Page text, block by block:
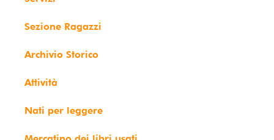
Sezione Ragazzi
Archivio Storico
Attività
Nati per leggere